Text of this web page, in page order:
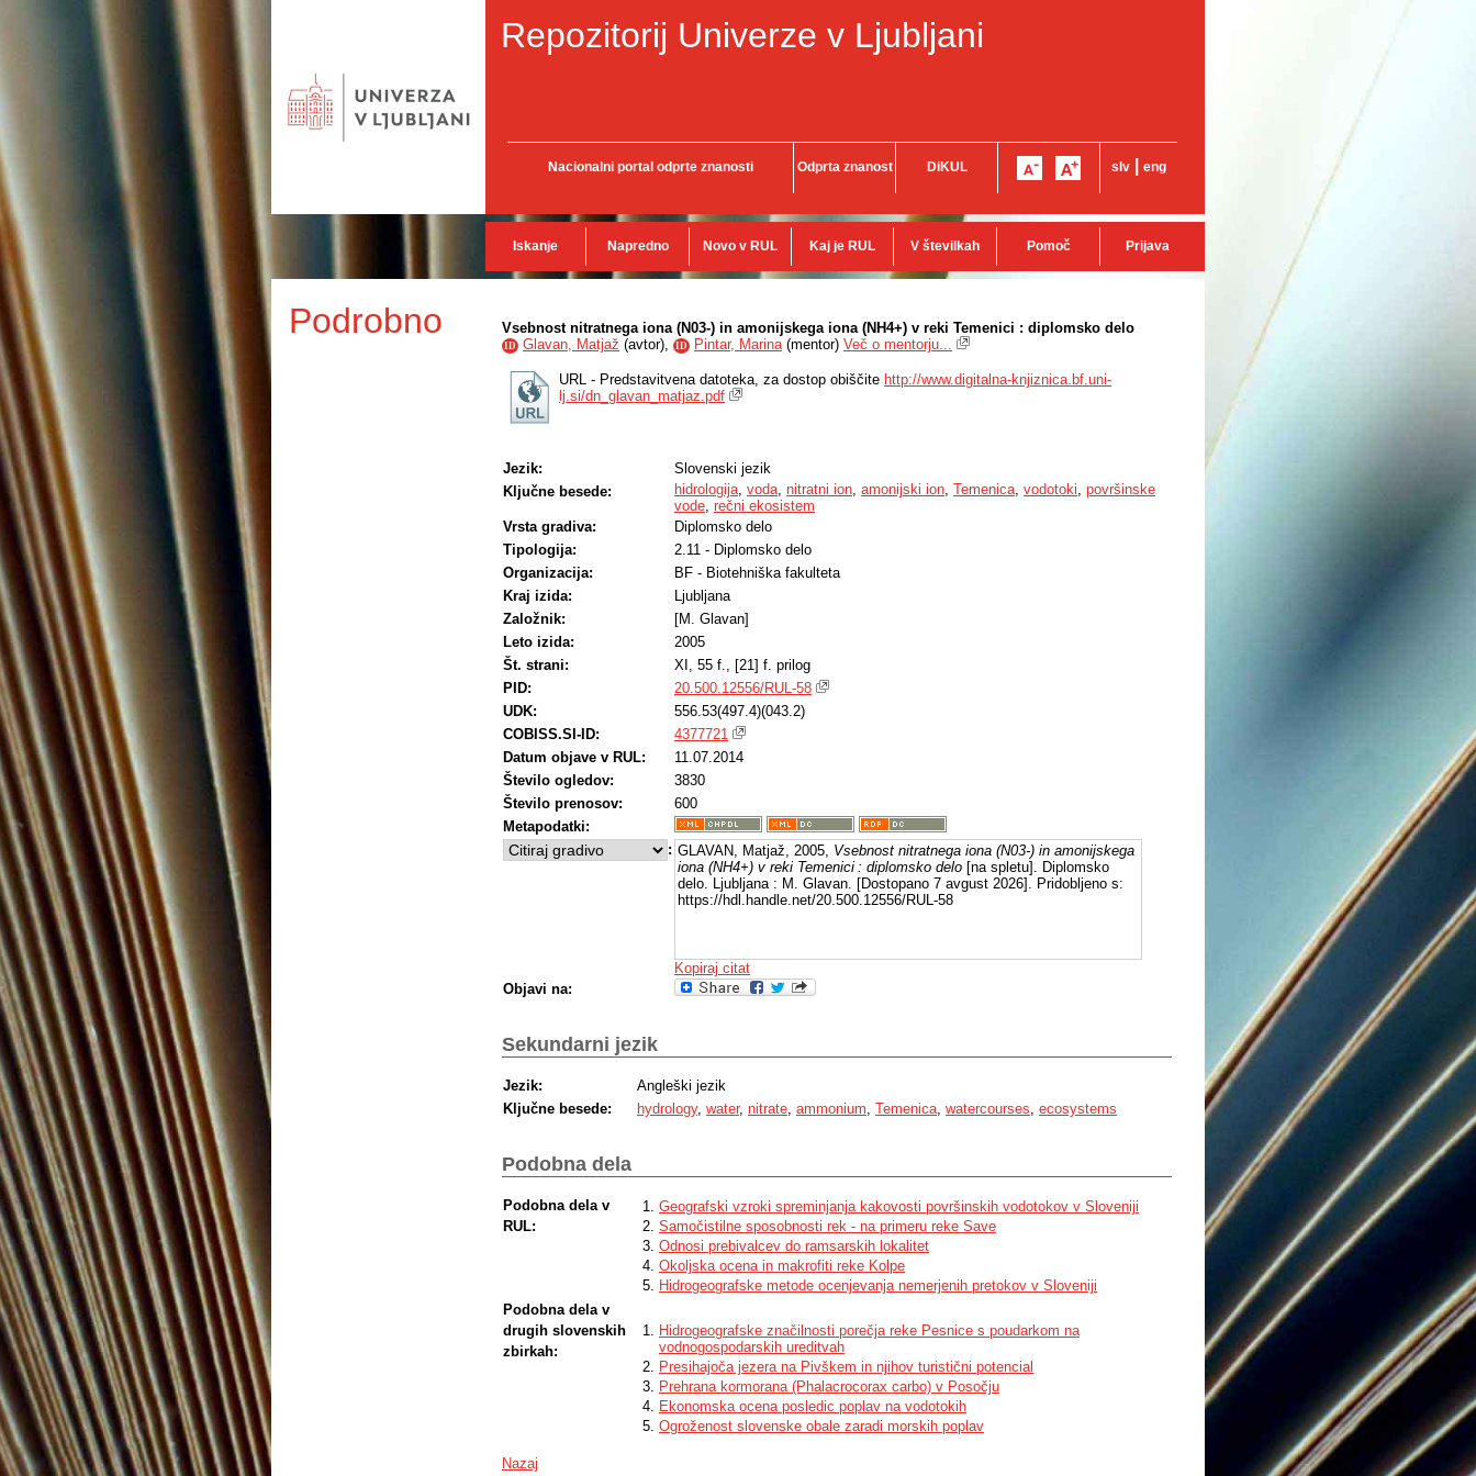
Repozitorij Univerze v Ljubljani
Nacionalni portal odprte znanosti Odprta znanost DiKUL slv eng
Iskanje Napredno Novo v RUL Kaj je RUL V številkah Pomoč Prijava
Podrobno Vsebnost nitratnega iona (N03-) in amonijskega iona (NH4+) v reki Temenici : diplomsko delo
ID Glavan, Matjaž (avtor), ID Pintar, Marina(mentor) Več o mentorju...
URL - Predstavitvena datoteka, za dostop obiščite http://www.digitalna-knjiznica.bf.uni-
lj.si/dn_glavan_matjaz.pdf
Jezik:
Slovenski jezik
Ključne besede:
hidrologija, voda, nitratni ion, amonijski ion, Temenica, vodotoki, površinske
vode, rečni ekosistem
Vrsta gradiva:
Diplomsko delo
Tipologija:
2.11 - Diplomsko delo
Organizacija:
BF - Biotehniška fakulteta
Kraj izida:
Ljubljana
Založnik:
[M. Glavan]
Leto izida:
2005
Št. strani:
XI, 55 f., [21] f. prilog
PID:
20.500.12556/RUL-58
UDK:
556.53(497.4)(043.2)
COBISS.SI-ID:
4377721
Datum objave v RUL:
11.07.2014
Število ogledov:
3830
Število prenosov:
600
Metapodatki:
: GLAVAN, Matjaž, 2005, Vsebnost nitratnega iona (N03-) in amonijskega
iona (NH4+) v reki Temenici : diplomsko delo [na spletu]. Diplomsko
delo. Ljubljana : M. Glavan. [Dostopano 7 avgust 2026]. Pridobljeno s:
https://hdl.handle.net/20.500.12556/RUL-58
Kopiraj citat
Objavi na:
Sekundarni jezik
Jezik:
Angleški jezik
Ključne besede:
hydrology, water, nitrate ammonium Temenica watercourses ecosystems
Podobna dela
Podobna dela v
RUL:
Geografski vzroki spreminjanja kakovosti površinskih vodotokov v Sloveniji
Samočistilne sposobnosti rek - na primeru reke Save
Odnosi prebivalcev do ramsarskih lokalitet
Okoljska ocena in makrofiti reke Kolpe
Hidrogeografske metode ocenjevanja nemerjenih pretokov v Sloveniji
Podobna dela v
drugih slovenskih
zbirkah:
Hidrogeografske značilnosti porečja reke Pesnice s poudarkom na
vodnogospodarskih ureditvah
Presihajoča jezera na Pivškem in njihov turistični potencial
Prehrana kormorana (Phalacrocorax carbo) v Posočju
Ekonomska ocena posledic poplav na vodotokih
Ogroženost slovenske obale zaradi morskih poplav
Nazaj